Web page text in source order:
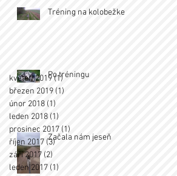
Tréning na kolobežke
Po tréningu
Začala nám jeseň
květen 2019(1)1 příspěvek
březen 2019 (1)
únor 2018 (1)
leden 2018 (1)
prosinec 2017 (1)
říjen 2017 (3)3 příspěvky
září 2017 (2)
leden 2017 (1)